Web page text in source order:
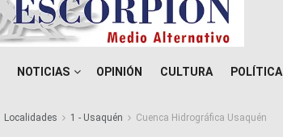
NOTICIAS OPINIÓN CULTURA POLÍTICA
Localidades 1 - Usaquén Cuenca Hidrográfica Usaquén